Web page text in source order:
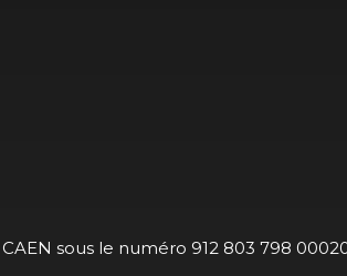
sous le numéro 912 803 798